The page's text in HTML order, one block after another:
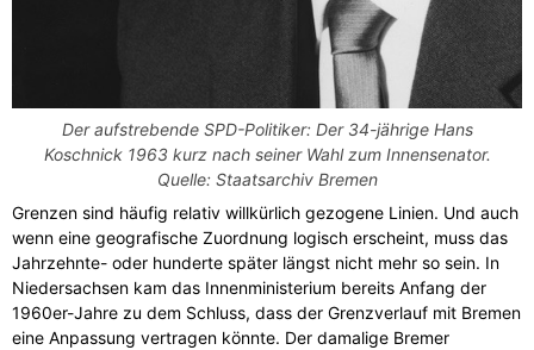
Der aufstrebende SPD-Politiker: Der 34-jährige Hans
Koschnick 1963 kurz nach seiner Wahl zum Innensenator.
Quelle: Staatsarchiv Bremen
Grenzen sind häufig relativ willkürlich gezogene Linien. Und auch
wenn eine geografische Zuordnung logisch erscheint, muss das
Jahrzehnte- oder hunderte später längst nicht mehr so sein. In
Niedersachsen kam das Innenministerium bereits Anfang der
1960er-Jahre zu dem Schluss, dass der Grenzverlauf mit Bremen
eine Anpassung vertragen könnte. Der damalige Bremer